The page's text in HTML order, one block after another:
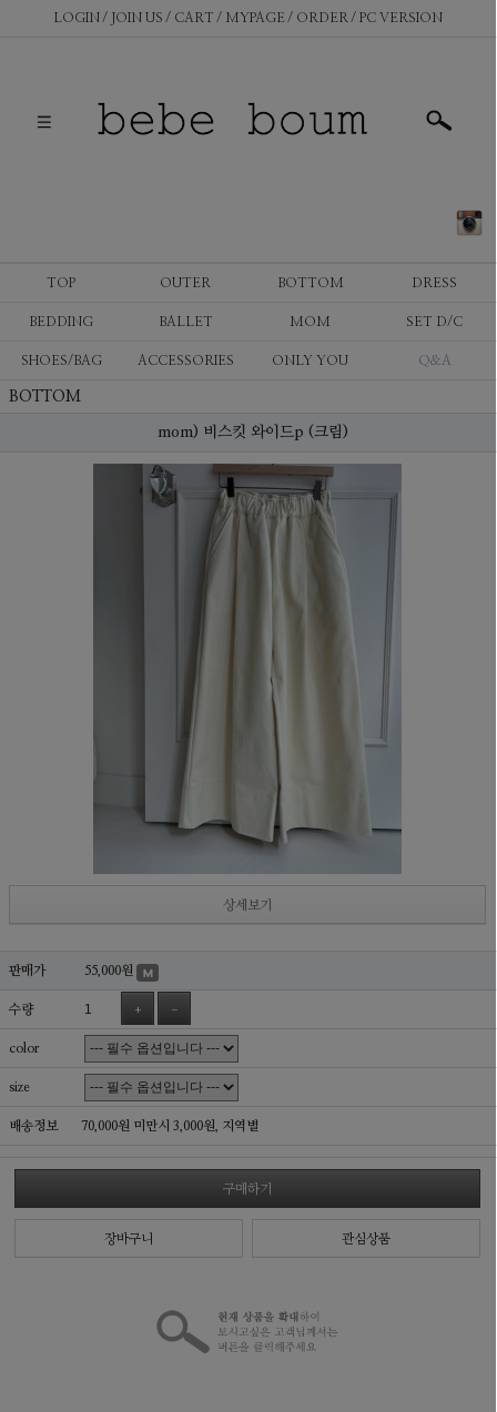
LOGIN JOIN US CART MYPAGE ORDER PC VERSION
TOP OUTER BOTTOM DRESS
BEDDING BALLET MOM SET D/C
SHOES/BAG ACCESSORIES ONLY YOU Q&A
BOTTOM
mom) 비스킷 와이드p (크림)
상세보기
판매가 55,000원
수량 + -
color
size
배송정보 70,000원 미만시 3,000원, 지역별
구매하기
장바구니 관심상품